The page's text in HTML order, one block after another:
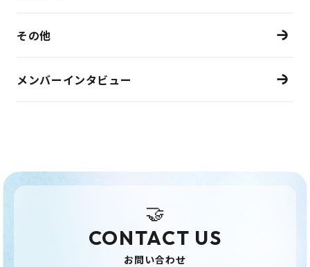
その他
メンバーインタビュー
🤝
CONTACT US
お問い合わせ